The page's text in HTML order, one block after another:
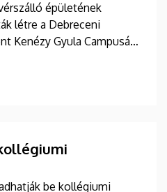
épületének
létre a Debreceni
Kenézy Gyula Campusán.
nyitják meg
be kollégiumi